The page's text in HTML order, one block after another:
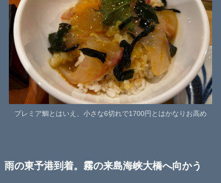
プレミア鯛とはいえ、小さな6切れで1700円とはかなりお高め
雨の東予港到着。霧の来島海峡大橋へ向かう